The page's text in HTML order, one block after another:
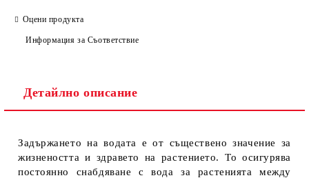
Оцени продукта
Информация за Съответствие
Детайлно описание
Задържането на водата е от съществено значение за
жизнеността и здравето на растението. То осигурява
постоянно снабдяване с вода за растенията между